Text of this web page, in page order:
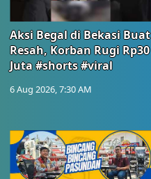
Aksi Begal di Bekasi Buat
Resah, Korban Rugi Rp30
Juta #shorts #viral
6 Aug 2026, 7:30 AM